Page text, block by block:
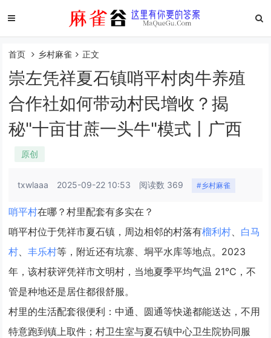
首页 乡村麻雀 正文
崇左凭祥夏石镇哨平村肉牛养殖
合作社如何带动村民增收？揭
秘"十亩甘蔗一头牛"模式丨广西
原创
txwlaaa 2025-09-22 10:53 阅读数 369 #乡村麻雀
哨平村在哪？村里配套有多实在？
哨平村位于凭祥市夏石镇，周边相邻的村落有榴利村、 白马
村、丰乐村等，附近还有坑寨、垌平水库等地点。2023
年，该村获评凭祥市文明村，当地夏季平均气温 21℃，不
管是种地还是居住都很舒服。
村里的生活配套很便利：中通、圆通等快递都能送达，不用
特意跑到镇上取件；村卫生室与夏石镇中心卫生院协同服